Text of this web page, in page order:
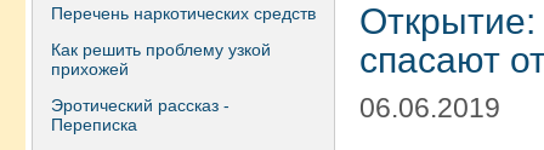
Перечень наркотических средств
Как решить проблему узкой
прихожей
Эротический рассказ -
Переписка
спасают
06.06.2019